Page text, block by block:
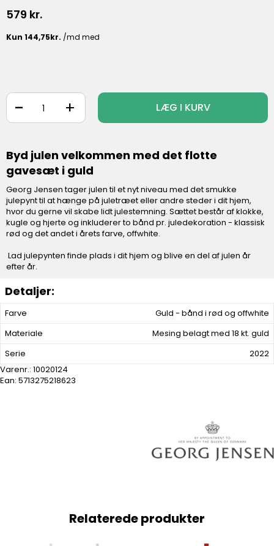
Farve
Guld - bånd i rød og offwhite
Materiale
Mesing belagt med 18 kt. guld
Serie
2022
Varenr.: 10020124
Ean: 5713275218623
579 kr.
+
- LÆG I KURV
Byd julen velkommen med det flotte
gavesæt i guld
Georg Jensen tager julen til et nyt niveau med det smukke
julepynt til at hænge på juletræet eller andre steder i dit hjem,
hvor du gerne vil skabe lidt julestemning. Sættet består af klokke,
kugle og hjerte og inkluderer to bånd pr. juledekoration - klassisk
rød og det andet i årets farve, offwhite.
Lad julepynten finde plads i dit hjem og blive en del af julen år
efter år.
Relaterede produkter